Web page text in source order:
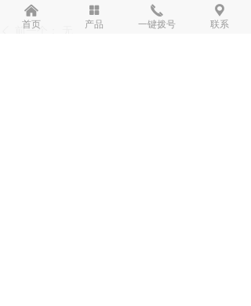
前一个：
낀
首页
넒
产品
끅
一键拨号
끇
联系